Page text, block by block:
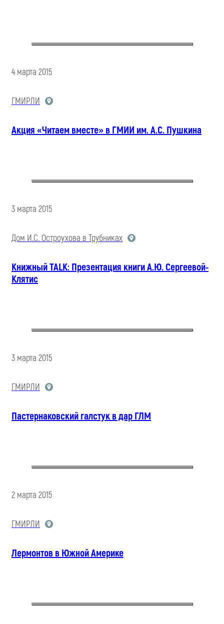
4 марта 2015
ГМИРЛИ
Акция «Читаем вместе» в ГМИИ им. А.С. Пушкина
3 марта 2015
Дом И.С. Остроухова в Трубниках
Книжный TALK: Презентация книги А.Ю. Сергеевой-
Клятис
3 марта 2015
ГМИРЛИ
Пастернаковский галстук в дар ГЛМ
2 марта 2015
ГМИРЛИ
Лермонтов в Южной Америке